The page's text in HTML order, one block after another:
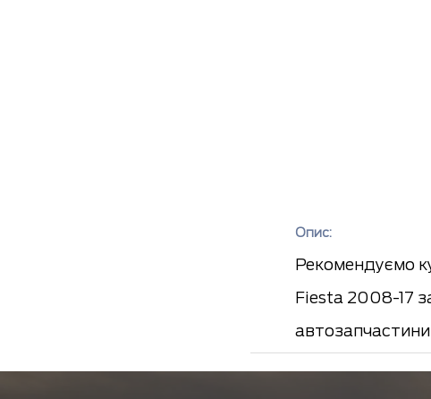
Опис:
Рекомендуємо
Fiesta 2008-17